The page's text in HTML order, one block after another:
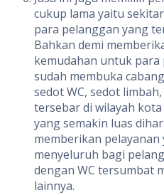
cukup lama yaitu
para pelanggan yang
Bahkan demi
kemudahan untuk para
sudah membuka
sedot WC, sedot
tersebar di wilayah
yang semakin luas
memberikan
menyeluruh bagi
dengan WC tersumbat
lainnya.